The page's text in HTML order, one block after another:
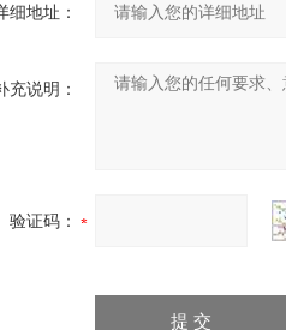
细地址：
充说明：
验证码：